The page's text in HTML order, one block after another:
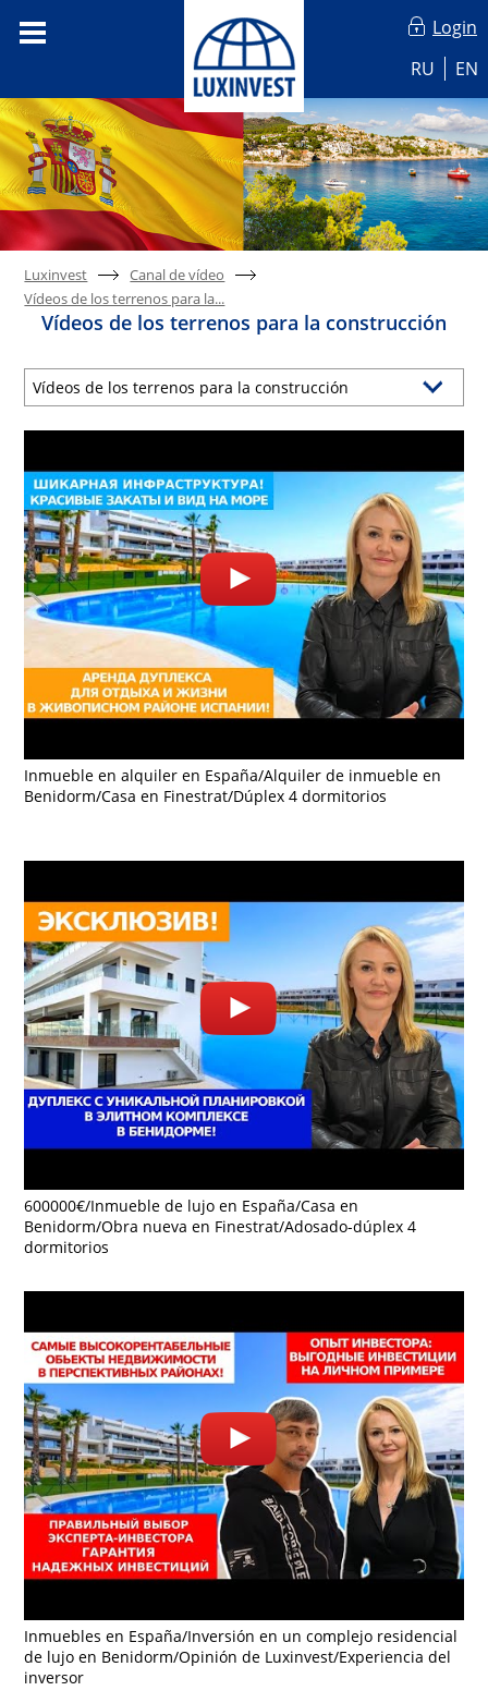
Login
RU
EN
Luxinvest
Canal de vídeo
Vídeos de los terrenos para la...
Vídeos de los terrenos para la construcción
Vídeos de los terrenos para la construcción
Inmueble en alquiler en España/Alquiler de inmueble en
Benidorm/Casa en Finestrat/Dúplex 4 dormitorios
600000€/Inmueble de lujo en España/Casa en
Benidorm/Obra nueva en Finestrat/Adosado-dúplex 4
dormitorios
Inmuebles en España/Inversión en un complejo residencial
de lujo en Benidorm/Opinión de Luxinvest/Experiencia del
inversor